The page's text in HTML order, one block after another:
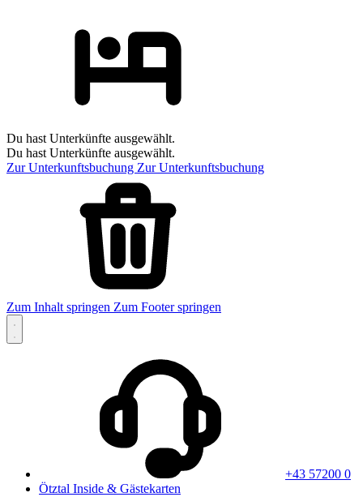
Du hast Unterkünfte ausgewählt.
Du hast Unterkünfte ausgewählt.
Zur Unterkunftsbuchung Zur Unterkunftsbuchung
Zum Inhalt springen Zum Footer springen
+43 57200 0
Ötztal Inside & Gästekarten